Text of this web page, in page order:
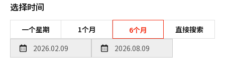
选择时间
一个星期 1个月 6个月 直接搜索